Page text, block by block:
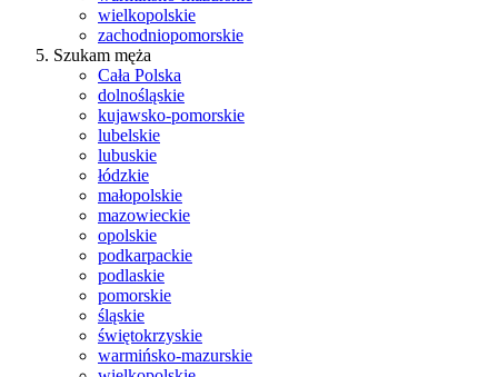
wielkopolskie
zachodniopomorskie
Szukam męża
Cała Polska
dolnośląskie
kujawsko-pomorskie
lubelskie
lubuskie
łódzkie
małopolskie
mazowieckie
opolskie
podkarpackie
podlaskie
pomorskie
śląskie
świętokrzyskie
warmińsko-mazurskie